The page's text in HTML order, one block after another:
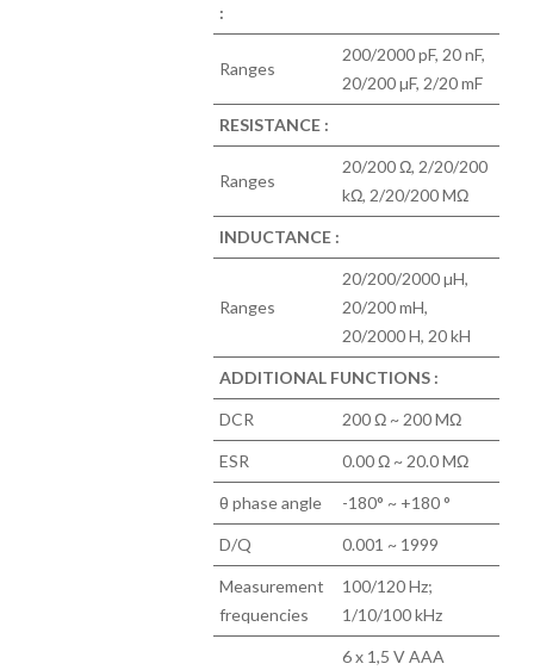
:
Ranges
200/2000 pF, 20 nF,
20/200 µF, 2/20 mF
RESISTANCE :
Ranges
20/200 Ω, 2/20/200
kΩ, 2/20/200 MΩ
INDUCTANCE :
Ranges
20/200/2000 µH,
20/200 mH,
20/2000 H, 20 kH
ADDITIONAL FUNCTIONS :
DCR 200 Ω ~ 200 MΩ
ESR 0.00 Ω ~ 20.0 MΩ
θ phase angle -180° ~ +180 °
D/Q 0.001 ~ 1999
Measurement
frequencies
100/120 Hz;
1/10/100 kHz
6 x 1,5 V AAA